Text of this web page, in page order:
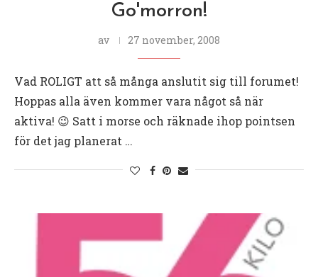
Go'morron!
av 27 november, 2008
Vad ROLIGT att så många anslutit sig till forumet!
Hoppas alla även kommer vara något så när
aktiva! 😉 Satt i morse och räknade ihop pointsen
för det jag planerat …